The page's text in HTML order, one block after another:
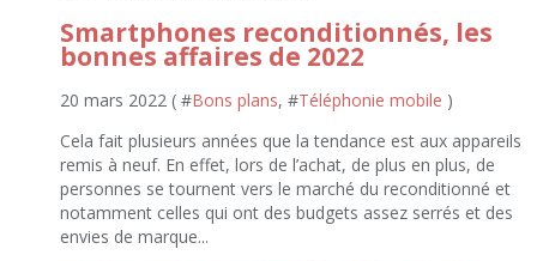
Smartphones reconditionnés, les
bonnes affaires de 2022
20 mars 2022 ( #Bons plans, #Téléphonie mobile )
Cela fait plusieurs années que la tendance est aux appareils
remis à neuf. En effet, lors de l’achat, de plus en plus, de
personnes se tournent vers le marché du reconditionné et
notamment celles qui ont des budgets assez serrés et des
envies de marque...